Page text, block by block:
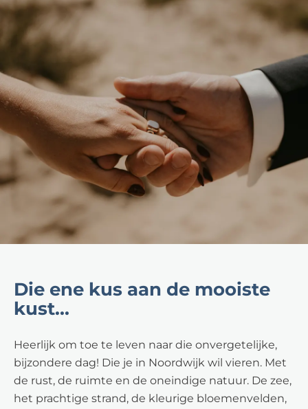
Die ene kus aan de mooiste
kust...
Heerlijk om toe te leven naar die onvergetelijke,
bijzondere dag! Die je in Noordwijk wil vieren. Met
de rust, de ruimte en de oneindige natuur. De zee,
het prachtige strand, de kleurige bloemenvelden,